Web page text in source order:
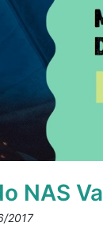
NAS
2017